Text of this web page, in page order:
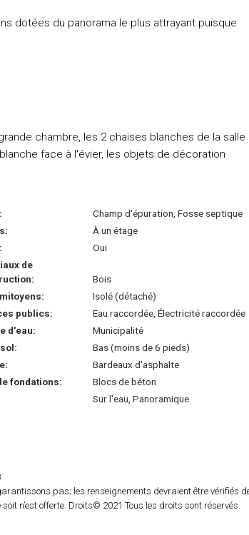
dotées du panorama le plus attrayant puisque
chambre, les 2 chaises blanches de la salle
face à l'évier, les objets de décoration
Champ d'épuration, Fosse septique
À un étage
Oui
de
Bois
Isolé (détaché)
publics:
Eau raccordée, Électricité raccordée
d'eau:
Municipalité
Bas (moins de 6 pieds)
Bardeaux d'asphalte
fondations:
Blocs de béton
Sur l'eau, Panoramique
pas; les renseignements devraient être vérifiés
n’est offerte. Droits© 2021 Tous les droits sont réservés.